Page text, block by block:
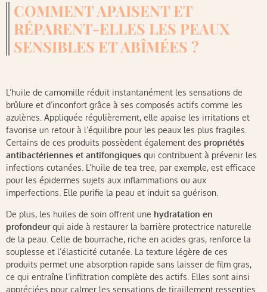
COMMENT APAISENT ET
RÉPARENT-ELLES LES PEAUX
SENSIBLES ET ABÎMÉES ?
L’huile de camomille réduit instantanément les sensations de
brûlure et d’inconfort grâce à ses composés actifs comme les
azulènes. Appliquée régulièrement, elle apaise les irritations et
favorise un retour à l’équilibre pour les peaux les plus fragiles.
Certains de ces produits possèdent également des propriétés
antibactériennes et antifongiques qui contribuent à prévenir les
infections cutanées. L’huile de tea tree, par exemple, est efficace
pour les épidermes sujets aux inflammations ou aux
imperfections. Elle purifie la peau et induit sa guérison.
De plus, les huiles de soin offrent une hydratation en
profondeurqui aide à restaurer la barrière protectrice naturelle
de la peau. Celle de bourrache, riche en acides gras, renforce la
souplesse et l’élasticité cutanée. La texture légère de ces
produits permet une absorption rapide sans laisser de film gras,
ce qui entraîne l’infiltration complète des actifs. Elles sont ainsi
appréciées pour calmer les sensations de tiraillement ressenties